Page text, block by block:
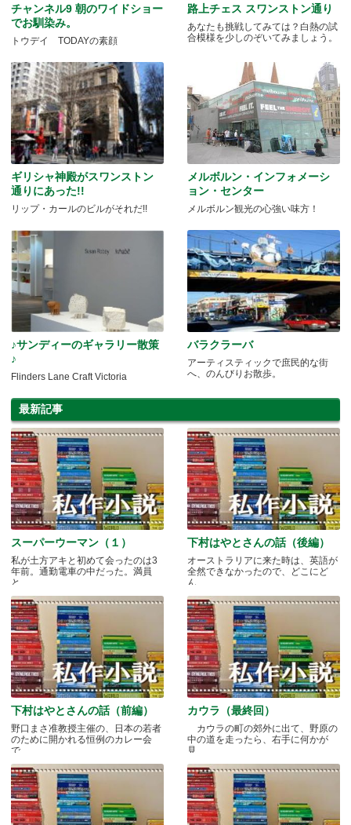
チャンネル9 朝のワイドショー
でお馴染み。
トウデイ TODAYの素顔
路上チェス スワンストン通り
あなたも挑戦してみては？白熱の試
合模様を少しのぞいてみましょう。
ギリシャ神殿がスワンストン
通りにあった!!
リップ・カールのビルがそれだ!!
メルボルン・インフォメーシ
ョン・センター
メルボルン観光の心強い味方！
♪サンディーのギャラリー散策
♪
Flinders Lane Craft Victoria
バラクラーバ
アーティスティックで庶民的な街
へ、のんびりお散歩。
最新記事
スーパーウーマン（１）
私が土方アキと初めて会ったのは3
年前。通勤電車の中だった。満員
と.....
下村はやとさんの話（後編）
オーストラリアに来た時は、英語が
全然できなかったので、どこにど
ん.....
下村はやとさんの話（前編）
野口まさ准教授主催の、日本の若者
のために開かれる恒例のカレー会
で.....
カウラ（最終回）
カウラの町の郊外に出て、野原の
中の道を走ったら、右手に何かが
見.....